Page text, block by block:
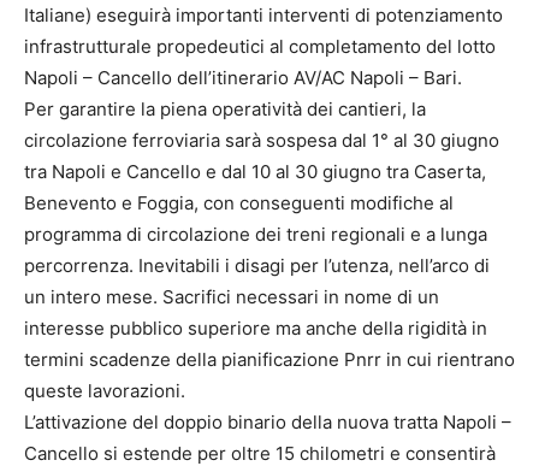
Italiane) eseguirà importanti interventi di potenziamento
infrastrutturale propedeutici al completamento del lotto
Napoli – Cancello dell’itinerario AV/AC Napoli – Bari.
Per garantire la piena operatività dei cantieri, la
circolazione ferroviaria sarà sospesa dal 1° al 30 giugno
tra Napoli e Cancello e dal 10 al 30 giugno tra Caserta,
Benevento e Foggia, con conseguenti modifiche al
programma di circolazione dei treni regionali e a lunga
percorrenza. Inevitabili i disagi per l’utenza, nell’arco di
un intero mese. Sacrifici necessari in nome di un
interesse pubblico superiore ma anche della rigidità in
termini scadenze della pianificazione Pnrr in cui rientrano
queste lavorazioni.
L’attivazione del doppio binario della nuova tratta Napoli –
Cancello si estende per oltre 15 chilometri e consentirà